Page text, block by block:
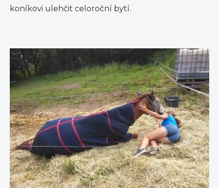
koníkovi ulehčit celoroční bytí.